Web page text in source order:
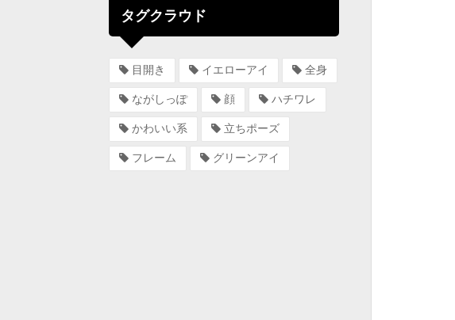
タグクラウド
目開き イエローアイ 全身
ながしっぽ 顔 ハチワレ
かわいい系 立ちポーズ
フレーム グリーンアイ